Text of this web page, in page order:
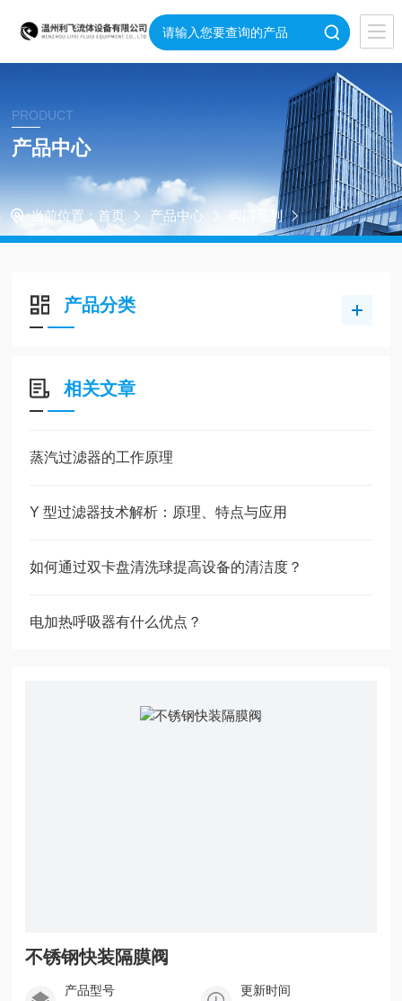
PRODUCT
产品中心
当前位置： 首页 产品中心 阀门系列
产品分类
相关文章
蒸汽过滤器的工作原理
Y 型过滤器技术解析：原理、特点与应用
如何通过双卡盘清洗球提高设备的清洁度？
电加热呼吸器有什么优点？
不锈钢快装隔膜阀
产品型号
更新时间